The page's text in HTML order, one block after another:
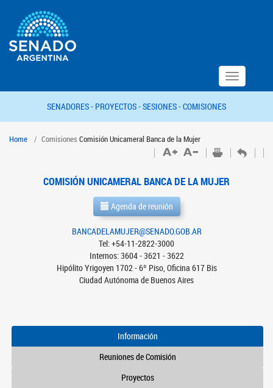
Toggle
navigation
SENADORES - PROYECTOS -SESIONES -COMISIONES
Home Comisiones Comisión Unicameral Banca de la Mujer
COMISIÓN UNICAMERAL BANCA DE LA MUJER
Agenda de reunión
BANCADELAMUJER@SENADO.GOB.AR
Tel: +54-11-2822-3000
Internos: 3604 - 3621 - 3622
Hipólito Yrigoyen 1702 - 6º Piso, Oficina 617 Bis
Ciudad Autónoma de Buenos Aires
Información
Reuniones de Comisión
Proyectos